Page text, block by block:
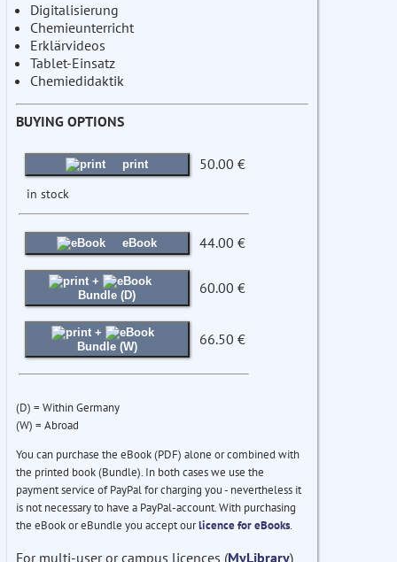
Digitalisierung
Chemieunterricht
Erklärvideos
Tablet-Einsatz
Chemiedidaktik
BUYING OPTIONS
print 50.00 €
in stock
eBook 44.00 €
+
Bundle (D)
60.00 €
+
Bundle (W)
66.50 €
(D) = Within Germany
(W) = Abroad
You can purchase the eBook (PDF) alone or combined with
the printed book (Bundle). In both cases we use the
payment service of PayPal for charging you - nevertheless it
is not necessary to have a PayPal-account. With purchasing
the eBook or eBundle you accept ourlicence for eBooks.
For multi-user or campus licences (MyLibrary)